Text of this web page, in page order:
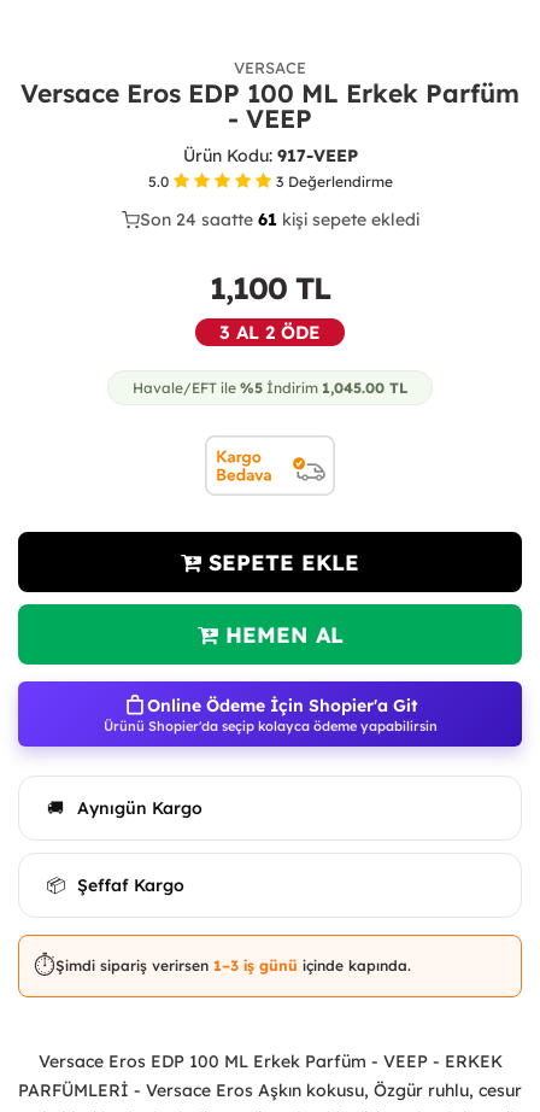
VERSACE
Versace Eros EDP 100 ML Erkek Parfüm
- VEEP
Ürün Kodu: 917-VEEP
5.0 3 Değerlendirme
44
Son 24 saatte 61 kişi sepete ekledi
16
1,100 TL
3 AL 2 ÖDE
Havale/EFT ile %5 İndirim 1,045.00 TL
SEPETE EKLE
HEMEN AL
Online Ödeme İçin Shopier'a Git
Ürünü Shopier'da seçip kolayca ödeme yapabilirsin
🚚 Aynıgün Kargo
📦 Şeffaf Kargo
⏱️Şimdi sipariş verirsen 1–3 iş günü içinde kapında.
Versace Eros EDP 100 ML Erkek Parfüm - VEEP - ERKEK
PARFÜMLERİ - Versace Eros Aşkın kokusu, Özgür ruhlu, cesur